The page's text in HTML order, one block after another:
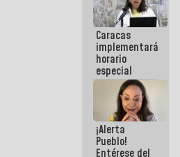
hegemónica?
(1)
Caracas
implementará
horario
especial
para
adaptarse
al plan de
ahorro
energético
¡Alerta
Pueblo!
Entérese del